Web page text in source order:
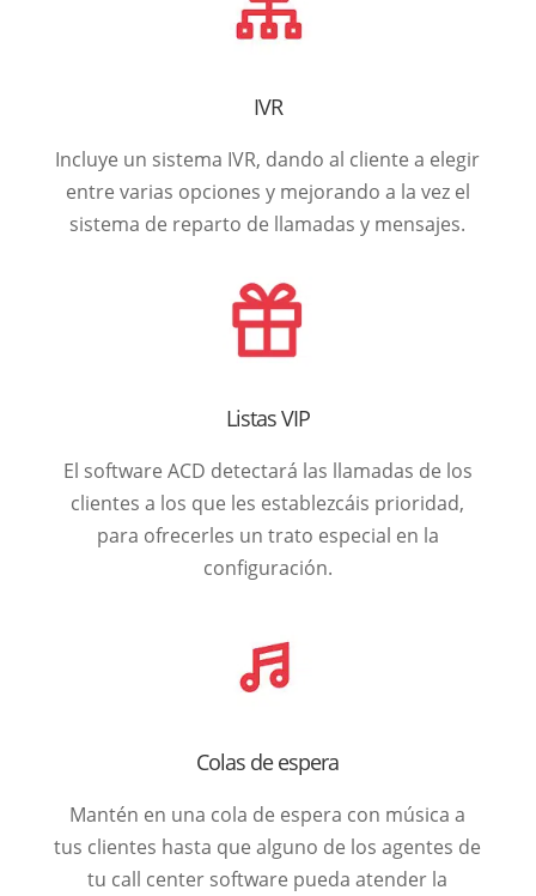
IVR
Incluye un sistema IVR, dando al cliente a elegir
entre varias opciones y mejorando a la vez el
sistema de reparto de llamadas y mensajes.
Listas VIP
El software ACD detectará las llamadas de los
clientes a los que les establezcáis prioridad,
para ofrecerles un trato especial en la
configuración.
Colas de espera
Mantén en una cola de espera con música a
tus clientes hasta que alguno de los agentes de
tu call center software pueda atender la